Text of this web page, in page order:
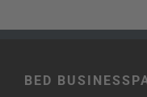
BED